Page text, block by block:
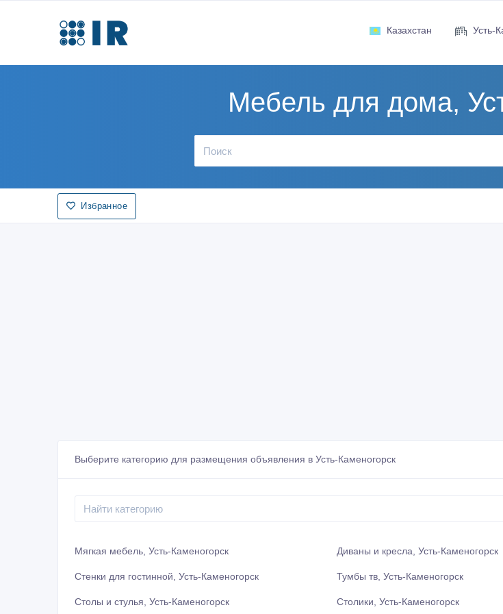
Казахстан Усть-
Мебель для дома,
Избранное
Выберите категорию для размещения объявления в Усть-Каменогорск
Мягкая мебель, Усть-Каменогорск
Стенки для гостинной, Усть-Каменогорск
Столы и стулья, Усть-Каменогорск
Диваны и кресла, Усть-Каменогорск
Тумбы тв, Усть-Каменогорск
Столики, Усть-Каменогорск